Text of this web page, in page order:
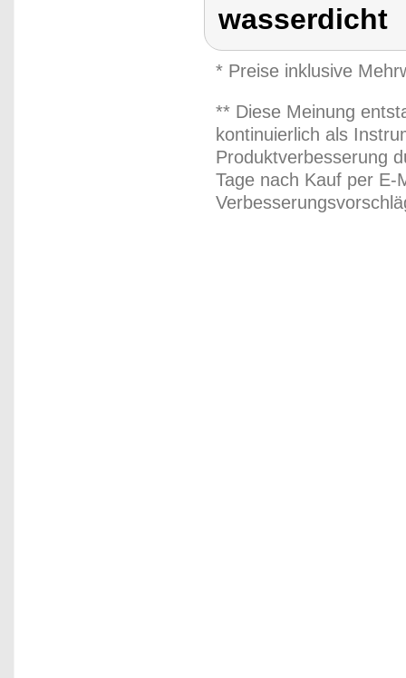
wasserdicht
* Preise inklusive
** Diese Meinung
kontinuierlich als
Produktverbesserung
Tage nach Kauf per E-